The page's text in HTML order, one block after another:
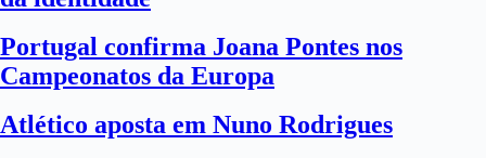
Portugal confirma Joana Pontes nos
Campeonatos da Europa
Atlético aposta em Nuno Rodrigues